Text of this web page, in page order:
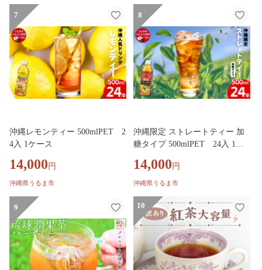
ム紅茶 インド産 インドアッサ
ム ティーバッグ [1516]
7
沖縄レモンティー 500mlPET 2
4入 1ケース
14,000 円
沖縄県うるま市
8
沖縄限定 ストレートティー 加
糖タイプ 500mlPET 24入 1ケ
14,000 円
沖縄県うるま市
9 10